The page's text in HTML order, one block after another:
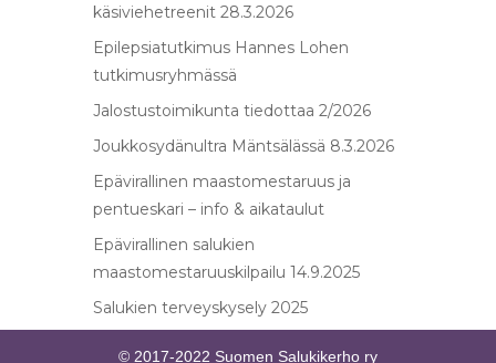
käsiviehetreenit 28.3.2026
Epilepsiatutkimus Hannes Lohen
tutkimusryhmässä
Jalostustoimikunta tiedottaa 2/2026
Joukkosydänultra Mäntsälässä 8.3.2026
Epävirallinen maastomestaruus ja
pentueskari – info & aikataulut
Epävirallinen salukien
maastomestaruuskilpailu 14.9.2025
Salukien terveyskysely 2025
© 2017-2022 Suomen Salukikerho ry